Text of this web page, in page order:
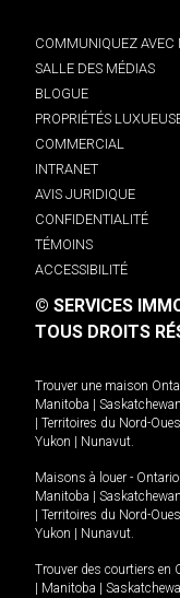
COMMUNIQUEZ AVEC
SALLE DES MÉDIAS
BLOGUE
PROPRIÉTÉS
COMMERCIAL
INTRANET
AVIS JURIDIQUE
CONFIDENTIALITÉ
TÉMOINS
ACCESSIBILITÉ
© SERVICES
TOUS DROITS
Trouver une maison
Manitoba
Saskatchewan
Territoires du Nord-
Yukon
Nunavut.
Maisons à louer - Ontario
Manitoba
Saskatchewan
Territoires du Nord-
Yukon
Nunavut.
Trouver des courtiers en
Manitoba